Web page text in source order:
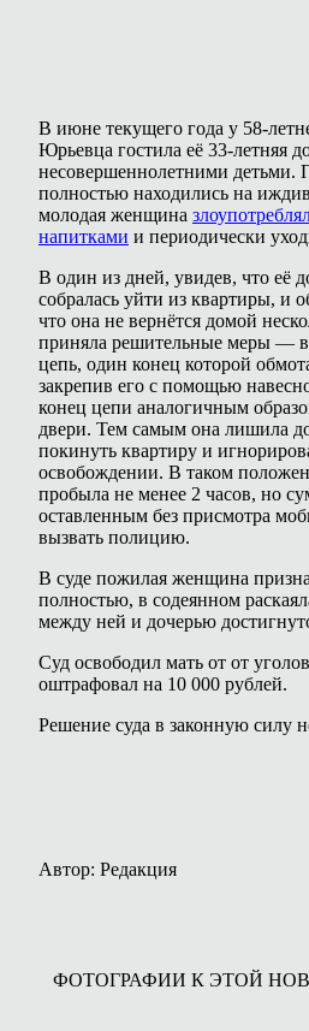
В июне текущего года у 58-
Юрьевца гостила её 33-летняя
несовершеннолетними детьми.
полностью находились на
молодая женщина
напитками и периодически
В один из дней, увидев, что её
собралась уйти из квартиры, и
что она не вернётся домой
приняла решительные меры —
цепь, один конец которой
закрепив его с помощью
конец цепи аналогичным
двери. Тем самым она лишила
покинуть квартиру и
освобождении. В таком
пробыла не менее 2 часов, но
оставленным без присмотра
вызвать полицию.
В суде пожилая женщина
полностью, в содеянном
между ней и дочерью
Суд освободил мать от от
оштрафовал на 10 000 рублей.
Решение суда в законную силу
Автор: Редакция
ФОТОГРАФИИ К ЭТОЙ